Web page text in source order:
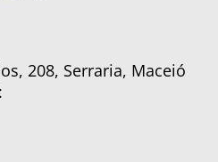
208, Serraria, Maceió